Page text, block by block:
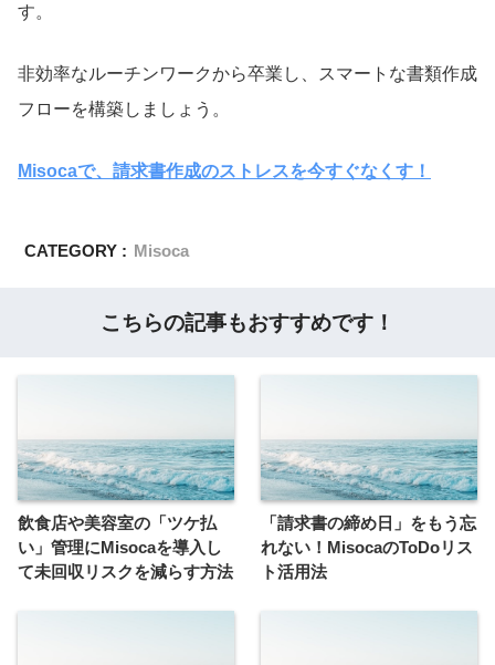
す。
非効率なルーチンワークから卒業し、スマートな書類作成
フローを構築しましょう。
Misocaで、請求書作成のストレスを今すぐなくす！
CATEGORY : Misoca
こちらの記事もおすすめです！
飲食店や美容室の「ツケ払
い」管理にMisocaを導入し
て未回収リスクを減らす方法
「請求書の締め日」をもう忘
れない！MisocaのToDoリス
ト活用法